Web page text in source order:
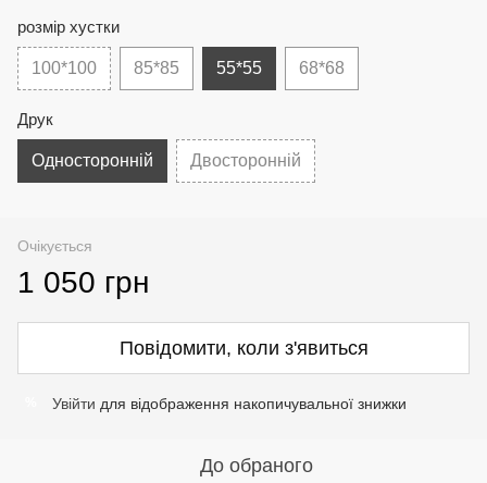
розмір хустки
100*100 85*85 55*55 68*68
Друк
Односторонній Двосторонній
Очікується
1 050 грн
Повідомити, коли з'явиться
Увійти для відображення накопичувальної знижки
До обраного